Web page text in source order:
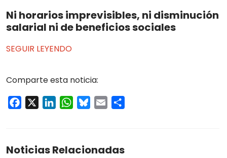
Ni horarios imprevisibles, ni disminución
salarial ni de beneficios sociales
SEGUIR LEYENDO
Comparte esta noticia:
Facebook LinkedInWhatsApp
Bluesky
Email
Noticias Relacionadas